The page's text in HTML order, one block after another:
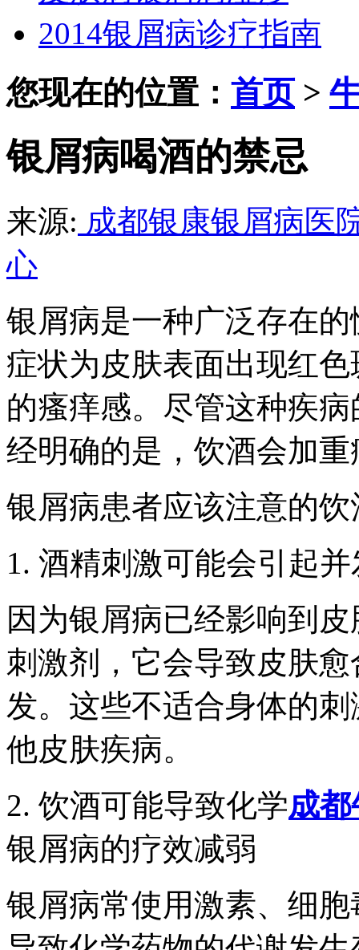
2014银屑病诊疗指南
您现在的位置： 首页>
银屑病喝酒的禁忌
来源: 成都银康银屑病医
心
银屑病是一种广泛存在
症状为皮肤表面出现红
的瘙痒感。尽管这种疾
经明确的是，饮酒会加重
银屑病患者应该注意的
1. 酒精刺激可能会引起
因为银屑病已经影响到
刺激剂，它会导致皮肤
发。这些不适合身体的
他皮肤疾病。
2. 饮酒可能导致化学成
银屑病的疗效减弱
银屑病常使用激素、细